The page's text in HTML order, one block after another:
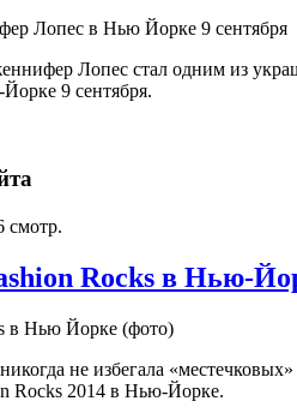
Лопес стал одним из
9 сентября.
смотр.
Rocks в Нью-
не избегала
Rocks 2014 в Нью-Йорке.